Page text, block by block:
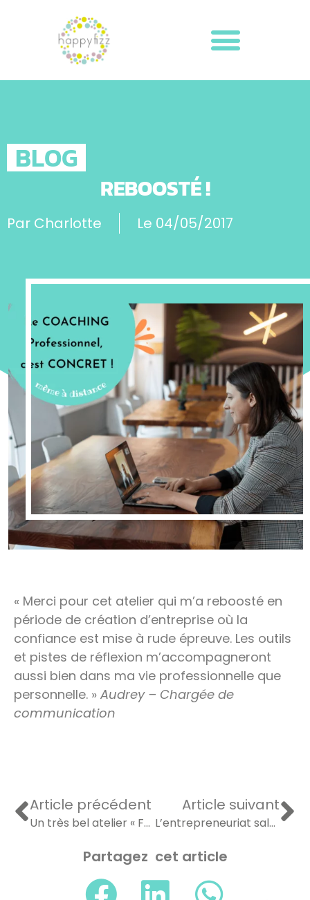
BLOG
REBOOSTÉ !
Par Charlotte Le 04/05/2017
« Merci pour cet atelier qui m’a reboosté en
période de création d’entreprise où la
confiance est mise à rude épreuve. Les outils
et pistes de réflexion m’accompagneront
aussi bien dans ma vie professionnelle que
personnelle. » Audrey – Chargée de
communication
Article précédent
Un très bel atelier « Femmes de Bretagne » sur la confiance en soi et les forces de caractère
Article suivant
L’entrepreneuriat salutogène
Partagez cet article